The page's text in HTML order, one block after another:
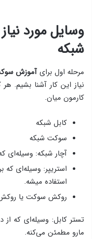
وسایل مورد
شبکه
مرحله‌ اول برایآموزش
نیاز این کار آشنا بشیم.
کارمون میان.
کابل شبکه
سوکت شبکه
آچار شبکه: وسیله‌ای
استریپر: وسیله‌ای
استفاده میشه.
روکش سوکت یا
تستر کابل: وسیله‌ای که
مارو مطمئن می‌کنه.